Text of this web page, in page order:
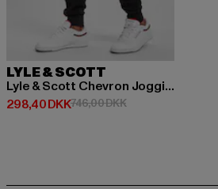
LYLE & SCOTT
Lyle & Scott Chevron Jogginghosen
298,40 DKK
Nuværende pris: 298,40 DKK
746,00 DKKKampagnepris: